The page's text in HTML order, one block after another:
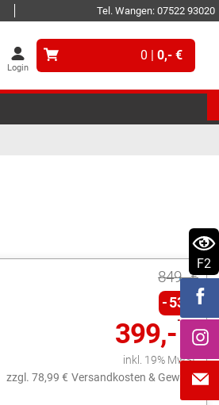
Tel. Wangen: 07522 93020
Login
0 | 0,- €
849,- €
53%
399,- €
inkl. 19% MwSt.
zzgl. 78,99 € Versandkosten & Gewicht
F2